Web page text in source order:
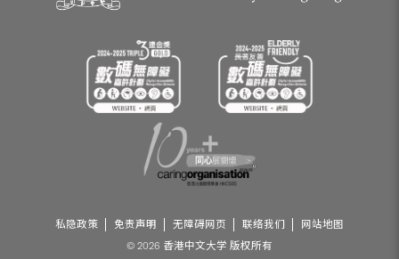
私隐政策 免责声明 无障碍网页 联络我们
网站地图
© 2026 香港中文大学 版权所有